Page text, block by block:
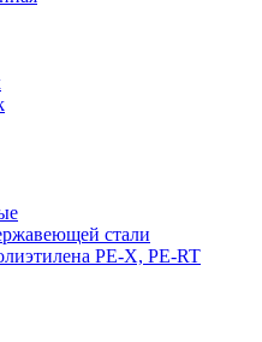
стали
PE-X, PE-RT